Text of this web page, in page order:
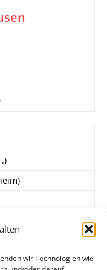
wir Technologien wie
Butz,